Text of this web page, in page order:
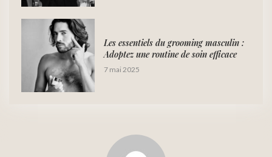
Les essentiels du grooming masculin :
Adoptez une routine de soin efficace
7 mai 2025